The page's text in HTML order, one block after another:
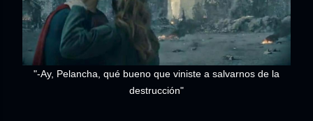
"-Ay, Pelancha, qué bueno que viniste a salvarnos de la
destrucción"